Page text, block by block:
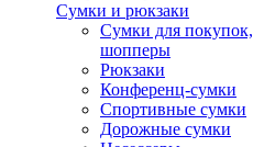
Сумки и рюкзаки
Сумки для покупок,
шопперы
Рюкзаки
Конференц-сумки
Спортивные сумки
Дорожные сумки